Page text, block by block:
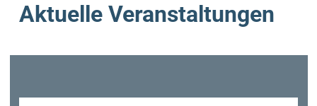
Aktuelle Veranstaltungen